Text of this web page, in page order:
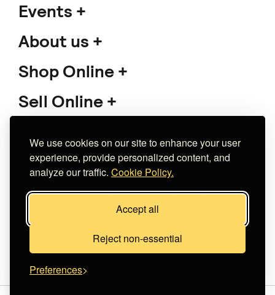
We use cookies on our site to enhance your user
experience, provide personalized content, and
analyze our traffic. Cookie Policy.
Accept all
Reject non-essential
Preferences
Events
About us
Shop Online
Sell Online
Κατασκευή eshop